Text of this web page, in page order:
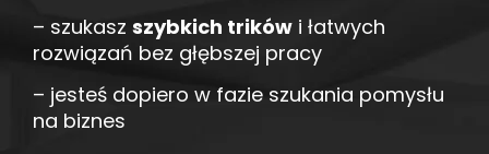
– szukasz szybkich trików i łatwych
rozwiązań bez głębszej pracy
– jesteś dopiero w fazie szukania pomysłu
na biznes